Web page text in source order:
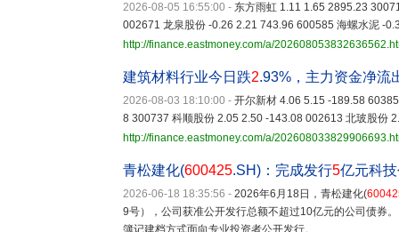
2026-08-05 16:55:00 - 东方雨虹 1.11 1.65 2895.23
002671 龙泉股份 -0.26 2.21 743.96 600585 海螺水泥 -
http://finance.eastmoney.com/a/
建筑材料行业今日跌2.93%，主力资金净流
2026-08-03 18:10:00 - 开尔新材 4.06 5.15 -189.58
8 300737 科顺股份 2.05 2.50 -143.08 002613 北玻股份
http://finance.eastmoney.com/a/
青松建化(600425.SH)：完成发行5亿元科
2026-06-18 18:35:56 - 2026年6月18日，青松建化(
9号），公司获准公开发行总额不超过10亿元的公司债
簿记建档方式面向专业投资者公开发行。